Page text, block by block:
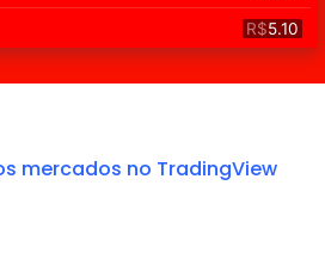
mercados no TradingView